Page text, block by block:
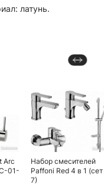
латунь.
Arc
01-
Набор смесителей
Paffoni Red 4 в 1 (сет
7)